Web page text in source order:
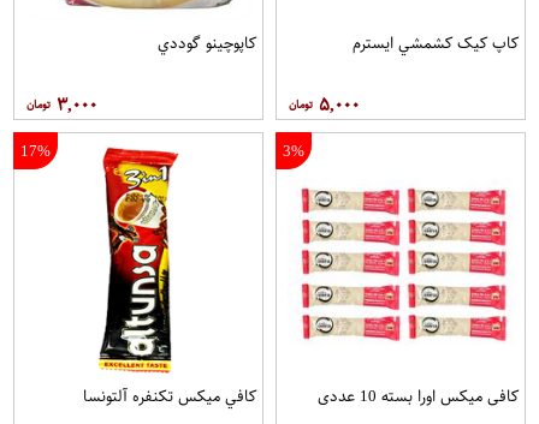
کاپ کيک کشمشي ايسترم
۵,۰۰۰
کاپوچينو گوددي
۳,۰۰۰
3%
کافی میکس اورا بسته 10 عددی
17%
کافي ميکس تکنفره آلتونسا